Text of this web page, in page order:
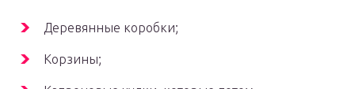
Деревянные коробки;
Корзины;